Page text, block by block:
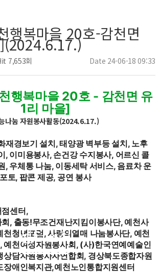
센터소식
행복마을 20호-감천면
7,653회 Date 24-06-18 09:33
행복마을 20호 - 감천면 유
1리 마을]
나눔 자원봉사활동(2024.6.17.)
재경보기 설치, 태양광 벽부등 설치, 노후
, 이미용봉사, 손건강 수지봉사, 어르신 콜
, 우체통 나눔, 이동세탁 서비스, 음료차 운
토, 팝콘 제공, 공연 봉사
센터,
, 출동!무조건재난지킴이봉사단, 예천사
천청년포럼, 사랑의열매 나눔봉사단, 예천
예천여성자원봉사회, (사)한국연예예술인
상담자원봉사자연합회, 경상북도종합자원
장애인복지관,예천노인통합지원센터